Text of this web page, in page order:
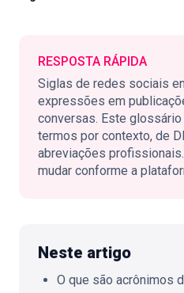
🇵🇹PT
RESPOSTA RÁPIDA
Siglas de redes sociais
expressões em
conversas. Este
termos por contexto, de
abreviações
mudar conforme a
Neste artigo
O que são acrônimos